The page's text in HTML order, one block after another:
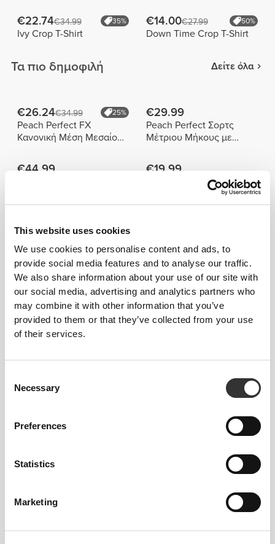
This website uses cookies
We use cookies to personalise content and ads, to
provide social media features and to analyse our traffic.
We also share information about your use of our site with
our social media, advertising and analytics partners who
may combine it with other information that you’ve
provided to them or that they’ve collected from your use
of their services.
Selection
Necessary
Preferences
Statistics
Marketing
€22.74€34.99 35%
Ivy Crop T-Shirt
€14.00€27.99 50%
Down Time Crop T-Shirt
Τα πιο δημοφιλή Δείτε όλα
€26.24€34.99 25%
Peach Perfect FX
Κανονική Μέση Μεσαίου
€29.99
Peach Perfect Σορτς
Μέτριου Μήκους με
€44.99 €19.99
Μπλούζα Athleisure W
ΣΧΕΔΙΑΣΜΈΝΟ ΓΙΑ
εργαστήριο, σχεδιασμένη για να προσαρμόζεται σε
ΦΑΊΝΕΤΑΙ